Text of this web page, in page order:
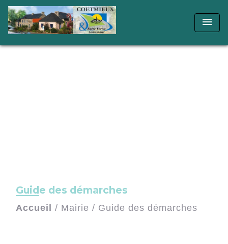
menu
Guide des démarches
Accueil / Mairie / Guide des démarches